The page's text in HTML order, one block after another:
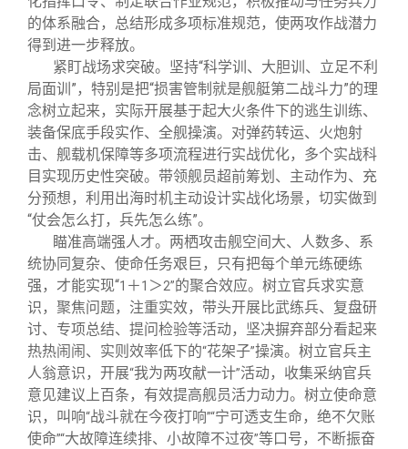
的体系融合，总结形成多项标准规范，使两攻作战潜力
得到进一步释放。
紧盯战场求突破。坚持“科学训、大胆训、立足不利
局面训”，特别是把“损害管制就是舰艇第二战斗力”的理
念树立起来，实际开展基于起大火条件下的逃生训练、
装备保底手段实作、全舰操演。对弹药转运、火炮射
击、舰载机保障等多项流程进行实战优化，多个实战科
目实现历史性突破。带领舰员超前筹划、主动作为、充
分预想，利用出海时机主动设计实战化场景，切实做到
“仗会怎么打，兵先怎么练”。
瞄准高端强人才。两栖攻击舰空间大、人数多、系
统协同复杂、使命任务艰巨，只有把每个单元练硬练
强，才能实现“1 ＋1 ＞2”的聚合效应。树立官兵求实意
识，聚焦问题，注重实效，带头开展比武练兵、复盘研
讨、专项总结、提问检验等活动，坚决摒弃部分看起来
热热闹闹、实则效率低下的“花架子”操演。树立官兵主
人翁意识，开展“我为两攻献一计”活动，收集采纳官兵
意见建议上百条，有效提高舰员活力动力。树立使命意
识，叫响“战斗就在今夜打响”“宁可透支生命，绝不欠账
使命”“大故障连续排、小故障不过夜”等口号，不断振奋